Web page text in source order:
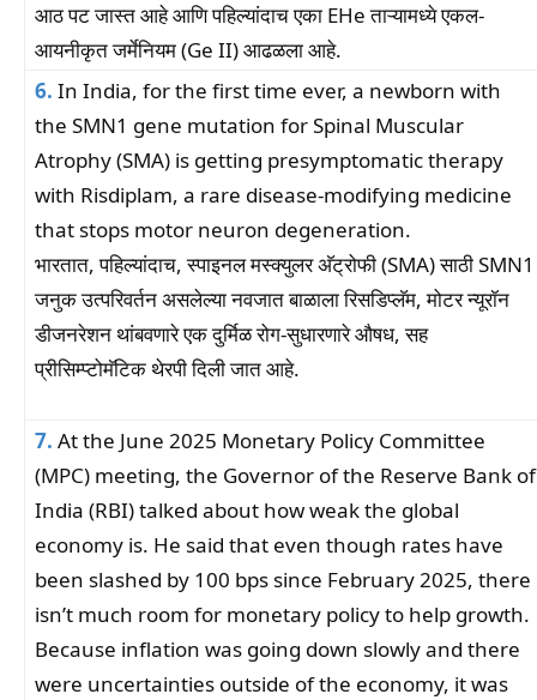
आठ पट जास्त आहे आणि पहिल्यांदाच एका EHe ताऱ्यामध्ये एकल-
आयनीकृत जर्मेनियम (Ge II) आढळला आहे.
6. In India, for the first time ever, a newborn with
the SMN1 gene mutation for Spinal Muscular
Atrophy (SMA) is getting presymptomatic therapy
with Risdiplam, a rare disease-modifying medicine
that stops motor neuron degeneration.
भारतात, पहिल्यांदाच, स्पाइनल मस्क्युलर अ‍ॅट्रोफी (SMA) साठी SMN1
जनुक उत्परिवर्तन असलेल्या नवजात बाळाला रिसडिप्लॅम, मोटर न्यूरॉन
डीजनरेशन थांबवणारे एक दुर्मिळ रोग-सुधारणारे औषध, सह
प्रीसिम्प्टोमॅटिक थेरपी दिली जात आहे.
7. At the June 2025 Monetary Policy Committee
(MPC) meeting, the Governor of the Reserve Bank of
India (RBI) talked about how weak the global
economy is. He said that even though rates have
been slashed by 100 bps since February 2025, there
isn’t much room for monetary policy to help growth.
Because inflation was going down slowly and there
were uncertainties outside of the economy, it was